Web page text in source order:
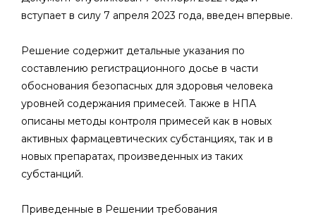
вступает в силу 7 апреля 2023 года, введен впервые.
Решение содержит детальные указания по
составлению регистрационного досье в части
обоснования безопасных для здоровья человека
уровней содержания примесей. Также в НПА
описаны методы контроля примесей как в новых
активных фармацевтических субстанциях, так и в
новых препаратах, произведенных из таких
субстанций.
Приведенные в Решении требования